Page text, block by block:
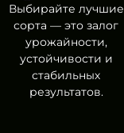
Выбирайте лучшие
сорта — это залог
урожайности,
устойчивости и
стабильных
результатов.